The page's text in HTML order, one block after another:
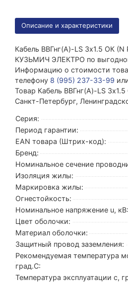
Описание и характеристики
Кабель ВВГнг(А)-LS 3х1.5 ОК
КУЗЬМИЧ ЭЛЕКТРО по
Информацию о стоимости
телефону 8 (995) 237-33-99
Товар Кабель ВВГнг(А)-LS
Санкт-Петербург,
Серия:
Период гарантии:
EAN товара (Штрих-код):
Бренд:
Номинальное сечение
Изоляция жилы:
Маркировка жилы:
Огнестойкость:
Номинальное напряжение u, кВ:
Цвет оболочки:
Материал оболочки:
Защитный провод заземления:
Рекомендуемая температура
град.C:
Температура эксплуатации с,